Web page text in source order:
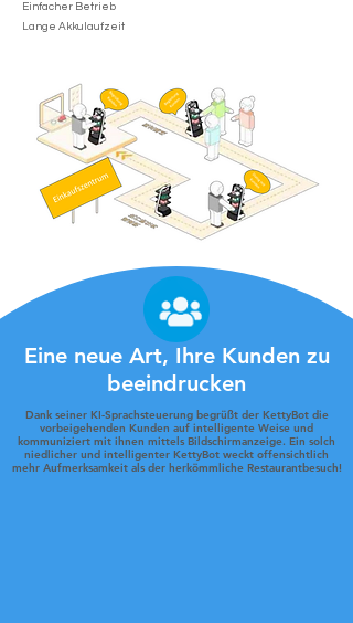
Einfacher Betrieb
Lange Akkulaufzeit
Eine neue Art, Ihre Kunden zu
beeindrucken
Dank seiner KI-Sprachsteuerung begrüßt der KettyBot die
vorbeigehenden Kunden auf intelligente Weise und
kommuniziert mit ihnen mittels Bildschirmanzeige. Ein solch
niedlicher und intelligenter KettyBot weckt offensichtlich
mehr Aufmerksamkeit als der herkömmliche Restaurantbesuch!